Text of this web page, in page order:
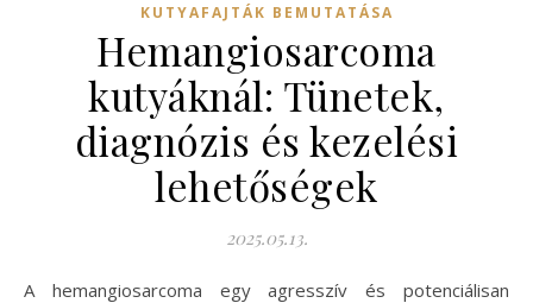
KUTYAFAJTÁK BEMUTATÁSA
Hemangiosarcoma
kutyáknál: Tünetek,
diagnózis és kezelési
lehetőségek
2025.05.13.
A hemangiosarcoma egy agresszív és potenciálisan